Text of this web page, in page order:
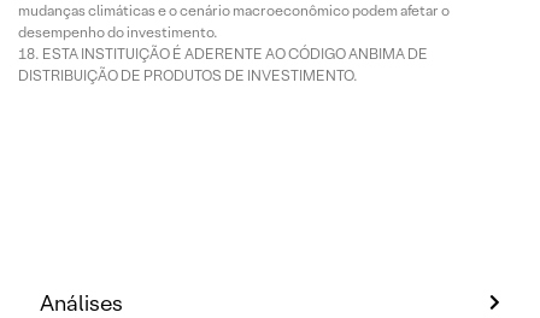
mudanças climáticas e o cenário macroeconômico podem afetar o
desempenho do investimento.
ESTA INSTITUIÇÃO É ADERENTE AO CÓDIGO ANBIMA DE
DISTRIBUIÇÃO DE PRODUTOS DE INVESTIMENTO.
Análises